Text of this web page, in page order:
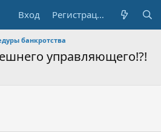
Вход Регистрация
банкротства
управляющего!?!